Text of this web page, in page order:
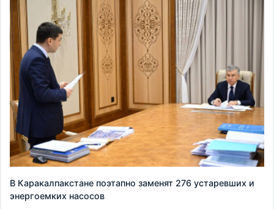
В Каракалпакстане поэтапно заменят 276 устаревших и
энергоемких насосов